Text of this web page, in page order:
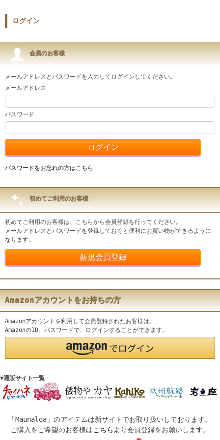
ログイン
会員のお客様
メールアドレスとパスワードを入力してログインしてください。
メールアドレス
パスワード
パスワードをお忘れの方はこちら
初めてご利用のお客様
初めてご利用のお客様は、こちらから会員登録を行ってください。
メールアドレスとパスワードを登録しておくと便利にお買い物ができるように
なります。
Amazonアカウントをお持ちの方
Amazonアカウントを利用して会員登録されたお客様は、
AmazonのID、パスワードで、ログインすることができます。
▼通販サイト一覧
「Maunaloa」のアイテムは新サイトでお取り扱いしております。
ご購入をご希望のお客様はこちら より会員登録をお願いします。